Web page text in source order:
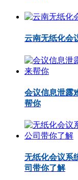
云南无纸化会
会议信息泄露
帮你
无纸化会议系
司带你了解